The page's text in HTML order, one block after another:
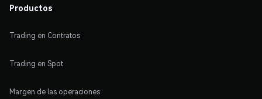
Productos
Trading en Contratos
Trading en Spot
Margen de las operaciones